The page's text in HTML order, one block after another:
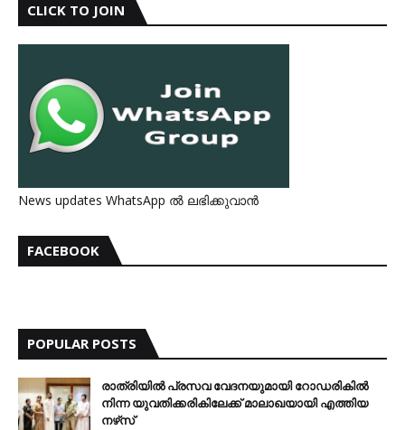
CLICK TO JOIN
News updates WhatsApp ൽ ലഭിക്കുവാൻ
FACEBOOK
POPULAR POSTS
രാത്രിയില്‍ പ്രസവ വേദനയുമായി റോഡരികില്‍
നിന്ന യുവതിക്കരികിലേക്ക് മാലാഖയായി എത്തിയ
നഴ്‌സ്